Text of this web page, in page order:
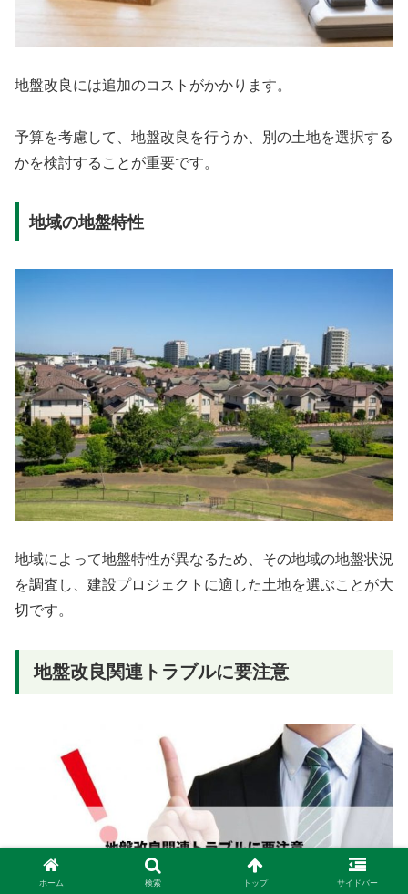
地盤改良には追加のコストがかかります。
予算を考慮して、地盤改良を行うか、別の土地を選択する
かを検討することが重要です。
地域の地盤特性
地域によって地盤特性が異なるため、その地域の地盤状況
を調査し、建設プロジェクトに適した土地を選ぶことが大
切です。
地盤改良関連トラブルに要注意
ホーム 検索 トップ サイドバー